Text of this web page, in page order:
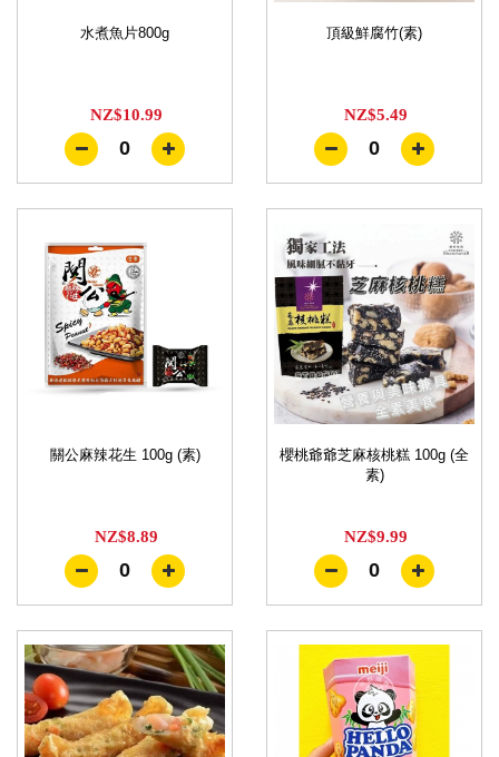
水煮魚片800g
NZ$10.99
0
頂級鮮腐竹(素)
NZ$5.49
0
關公麻辣花生 100g (素)
NZ$8.89
0
櫻桃爺爺芝麻核桃糕 100g (全
素)
NZ$9.99
0